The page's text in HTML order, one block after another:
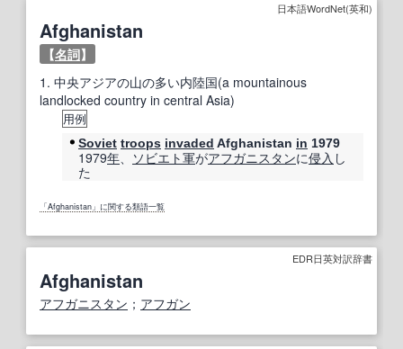
日本語WordNet(英和)
Afghanistan
【名詞】
1. 中央アジアの山の多い内陸国(a mountainous
landlocked country in central Asia)
用例
Soviet troops invaded Afghanistan in 1979
1979年、 ソビエト軍がアフガニスタンに侵入 し
た
「Afghanistan」に関する類語一覧
EDR日英対訳辞書
Afghanistan
アフガニスタン ； アフガン